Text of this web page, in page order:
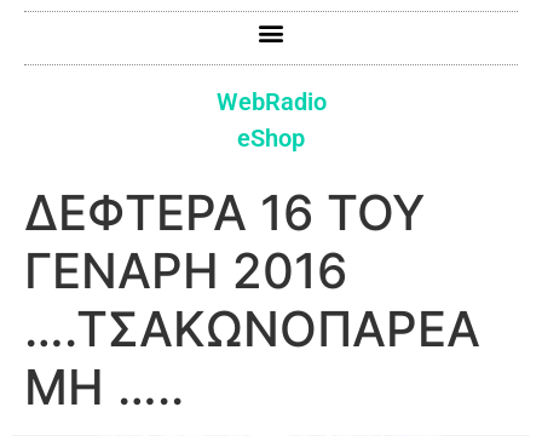
WebRadio
eShop
ΔΕΦΤΕΡΑ 16 ΤΟΥ
ΓΕΝΑΡΗ 2016
….ΤΣΑΚΩΝΟΠΑΡΕΑ
ΜΗ …..